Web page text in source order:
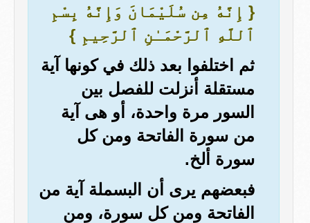
{ إِنَّهُ مِن سُلَيْمَانَ وَإِنَّهُ بِسْمِ
ٱللَّهِ ٱلرَّحْمَـٰنِ ٱلرَّحِيمِ }
ثم اختلفوا بعد ذلك في كونها آية
مستقلة أنزلت للفصل بين
السور مرة واحدة، أو هى آية
من سورة الفاتحة ومن كل
سورة ألخ.
فبعضهم يرى أن البسملة آية من
الفاتحة ومن كل سورة، ومن